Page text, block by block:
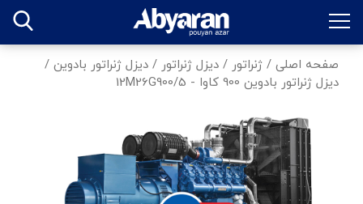
صفحه اصلی / ژنراتور / دیزل ژنراتور / دیزل ژنراتور بادوین /
دیزل ژنراتور بادوین 900 کاوا - 12M26G900/5